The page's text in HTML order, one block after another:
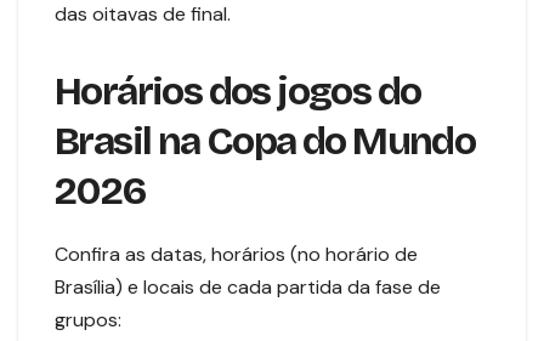
das oitavas de final.
Horários dos jogos do
Brasil na Copa do Mundo
2026
Confira as datas, horários (no horário de
Brasília) e locais de cada partida da fase de
grupos: